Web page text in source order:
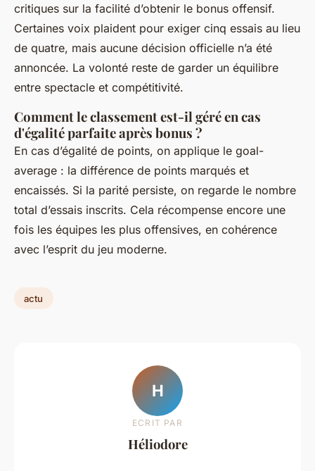
critiques sur la facilité d’obtenir le bonus offensif.
Certaines voix plaident pour exiger cinq essais au lieu
de quatre, mais aucune décision officielle n’a été
annoncée. La volonté reste de garder un équilibre
entre spectacle et compétitivité.
Comment le classement est-il géré en cas
d'égalité parfaite après bonus ?
En cas d’égalité de points, on applique le goal-
average : la différence de points marqués et
encaissés. Si la parité persiste, on regarde le nombre
total d’essais inscrits. Cela récompense encore une
fois les équipes les plus offensives, en cohérence
avec l’esprit du jeu moderne.
actu
H
ECRIT PAR
Héliodore